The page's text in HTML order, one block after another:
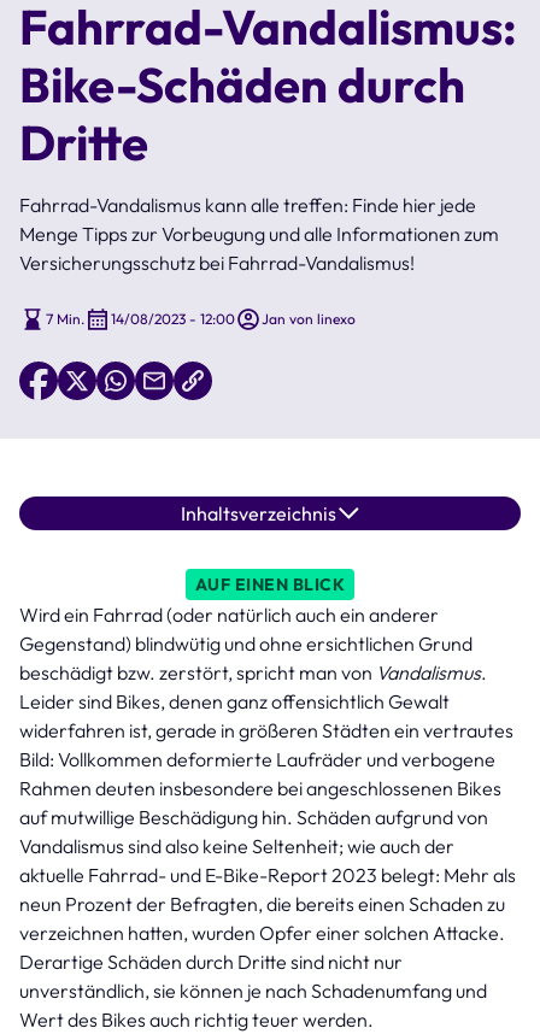
Fahrrad-Vandalismus:
Bike-Schäden durch
Dritte
Fahrrad-Vandalismus kann alle treffen: Finde hier jede
Menge Tipps zur Vorbeugung und alle Informationen zum
Versicherungsschutz bei Fahrrad-Vandalismus!
7 Min. 14/08/2023 - 12:00 Jan von linexo
Inhaltsverzeichnis
AUF EINEN BLICK
Wird ein Fahrrad (oder natürlich auch ein anderer
Gegenstand) blindwütig und ohne ersichtlichen Grund
beschädigt bzw. zerstört, spricht man von Vandalismus.
Leider sind Bikes, denen ganz offensichtlich Gewalt
widerfahren ist, gerade in größeren Städten ein vertrautes
Bild: Vollkommen deformierte Laufräder und verbogene
Rahmen deuten insbesondere bei angeschlossenen Bikes
auf mutwillige Beschädigung hin. Schäden aufgrund von
Vandalismus sind also keine Seltenheit; wie auch der
aktuelle Fahrrad- und E-Bike-Report 2023 belegt: Mehr als
neun Prozent der Befragten, die bereits einen Schaden zu
verzeichnen hatten, wurden Opfer einer solchen Attacke.
Derartige Schäden durch Dritte sind nicht nur
unverständlich, sie können je nach Schadenumfang und
Wert des Bikes auch richtig teuer werden.